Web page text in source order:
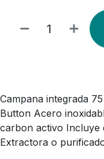
Campana integrada
Button Acero
carbon activo Incluye
Extractora o